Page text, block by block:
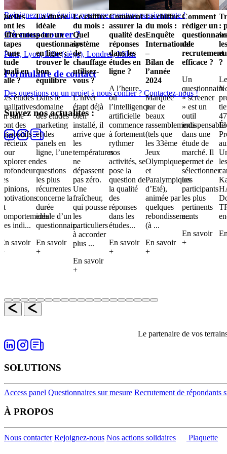
Rejoignez notre équipe pour une aventure passionnante !
Où nous trouver ?
Paris, Lyon, Lille (siège), Londres, Milan
Formulaire de contact
Des questions ou un projet à nous confier ? Contactez-nous !
Suivez nos actualités :
Quelles
sont les
différentes
étapes
d’une
étude
Quali en
salle ?
Les études
qualitatives
en salle
sont des
dispositifs
précieux
pour
explorer en
profondeur
les
opinions,
motivations
et
comportements
des indi...
En savoir
+
La durée
idéale
pour un
questionnaire
en ligne :
trouver le
bon
équilibre
Dans le
domaine
des études
marketing
et des
panels en
ligne, l’une
des
questions
les plus
récurrentes
concerne la
durée
idéale d’un
questionnair...
En savoir
+
Le chiffre
du mois :
Quel
système
de
chauffage
utilisez-
vous ?
L’hiver
étant déjà
bien
installé, il
arrive que
les
températures
ne
dépassent
pas zéro.
Une
fraîcheur,
qui pousse
les
particuliers
à accorder
plus ...
En savoir
+
Comment
assurer la
qualité des
réponses
dans les
études en
ligne ?
A l’heure
où
l’intelligence
artificielle
commence
à fortement
rythmer
nos
activités, se
pose la
question de
la qualité
des
réponses
dans les
études...
En savoir
+
Le chiffre
du mois :
Enquête
Internationale
–
Bilan de
l’année
2024
Marquée
par de
beaux
rassemblements
(tels que
les 33ème
Jeux
Olympiques
et
Paralympiques
d’Eté),
animée par
quelques
rebondissements
(à ...
En savoir
+
Comment
rédiger un
de
recrutement
efficace ?
Un
questionnaire
« screener
» est un
outil
indispensable
dans une
étude de
marché. Il
permet de
sélectionner
les
participants
les plus
pertinents
e...
En savoir
+
:
les
?
les
Le partenaire de vos
SOLUTIONS
Access panel Questionnaires sur mesure Recrutement de répondants
À PROPOS
Nous contacter Rejoignez-nous Nos actions solidaires Plaquette